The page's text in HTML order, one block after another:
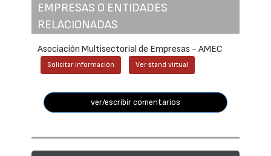
EMPRESAS O ENTIDADES
RELACIONADAS
Asociación Multisectorial de Empresas - AMEC
Solicitar información Ver stand virtual
ver/escribir comentarios